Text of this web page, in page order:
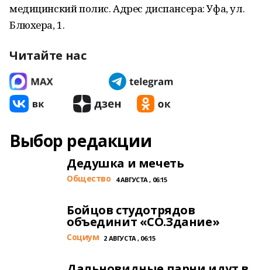
медицинский полис. Адрес диспансера: Уфа, ул.
Блюхера, 1.
Читайте нас
Выбор редакции
Дедушка и мечеть
Общество 4 АВГУСТА , 06:15
Бойцов студотрядов
объединит «СО.Здание»
Cоциум 2 АВГУСТА , 06:15